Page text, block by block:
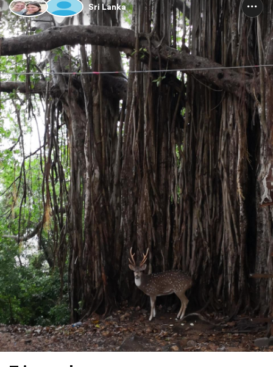
Sri Lanka